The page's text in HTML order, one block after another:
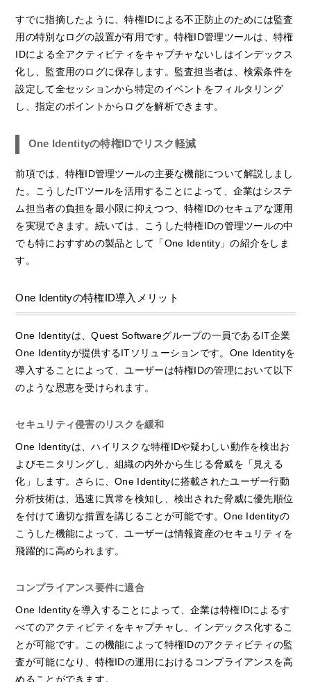
すでに指摘したように、特権IDによる不正防止のためには監査
用の特別なログの設置が有用です。特権ID管理ツールは、特権
IDによる全アクティビティをキャプチャないしはインデックス
化し、監査用のログに保存します。監査担当者は、検索条件を
設定して全セッションから特定のイベントをフィルタリング
し、指定のポイントからログを解析できます。
One Identityの特権IDでリスク軽減
前項では、特権ID管理ツールの主要な機能について解説しまし
た。こうしたITツールを活用することによって、企業はシステ
ム担当者の負担を最小限に抑えつつ、特権IDのセキュアな運用
を実現できます。続いては、こうした特権IDの管理ツールの中
でも特におすすめの製品として「One Identity」の紹介をしま
す。
One Identityの特権ID導入メリット
One Identityは、Quest Softwareグループの一員であるIT企業
One Identityが提供するITソリューションです。One Identityを
導入することによって、ユーザーは特権IDの管理において以下
のような恩恵を受けられます。
セキュリティ侵害のリスクを緩和
One Identityは、ハイリスクな特権IDや疑わしい動作を検出お
よびモニタリングし、組織の内外から生じる脅威を「見える
化」します。さらに、One Identityに搭載されたユーザー行動
分析技術は、迅速に異常を検知し、検出された脅威に優先順位
を付けて適切な措置を講じることが可能です。One Identityの
こうした機能によって、ユーザーは情報資産のセキュリティを
飛躍的に高められます。
コンプライアンス要件に適合
One Identityを導入することによって、企業は特権IDによるす
べてのアクティビティをキャプチャし、インデックス化するこ
とが可能です。この機能によって特権IDのアクティビティの監
査が可能になり、特権IDの運用におけるコンプライアンスを高
めることができます。